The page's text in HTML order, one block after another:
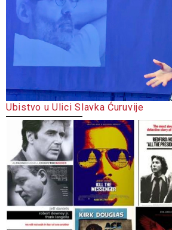
Ubistvo u Ulici Slavka Ćuruvije